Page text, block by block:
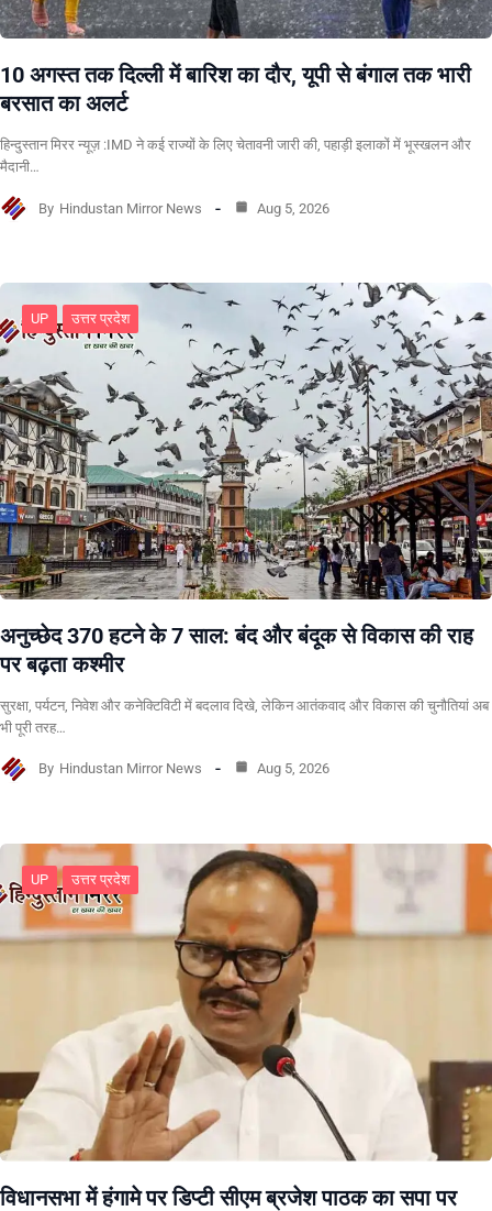
10 अगस्त तक दिल्ली में बारिश का दौर, यूपी से बंगाल तक भारी
बरसात का अलर्ट
हिन्दुस्तान मिरर न्यूज़ :IMD ने कई राज्यों के लिए चेतावनी जारी की, पहाड़ी इलाकों में भूस्खलन और
मैदानी…
By Hindustan Mirror News Aug 5, 2026
UP उत्तर प्रदेश
अनुच्छेद 370 हटने के 7 साल: बंद और बंदूक से विकास की राह
पर बढ़ता कश्मीर
सुरक्षा, पर्यटन, निवेश और कनेक्टिविटी में बदलाव दिखे, लेकिन आतंकवाद और विकास की चुनौतियां अब
भी पूरी तरह…
By Hindustan Mirror News Aug 5, 2026
UP उत्तर प्रदेश
विधानसभा में हंगामे पर डिप्टी सीएम ब्रजेश पाठक का सपा पर